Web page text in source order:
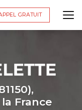
GRATUIT
France